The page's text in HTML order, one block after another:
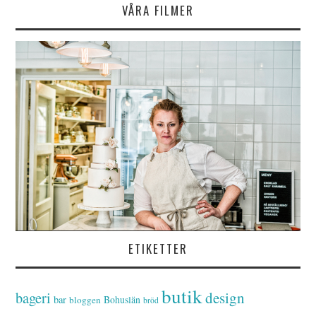
VÅRA FILMER
ETIKETTER
bageri bar bloggen Bohuslän bröd butikdesign